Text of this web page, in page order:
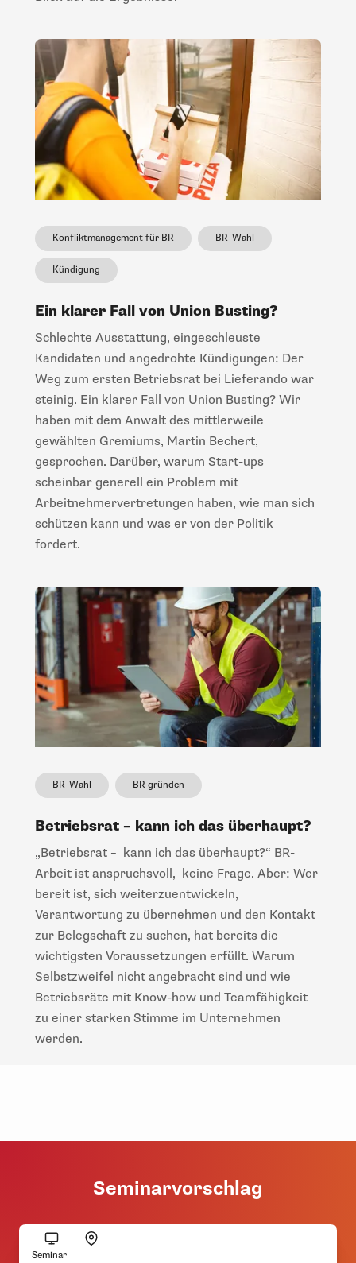
Konfliktmanagement für BR BR-Wahl
Kündigung
Ein klarer Fall von Union Busting?
Schlechte Ausstattung, eingeschleuste
Kandidaten und angedrohte Kündigungen: Der
Weg zum ersten Betriebsrat bei Lieferando war
steinig. Ein klarer Fall von Union Busting? Wir
haben mit dem Anwalt des mittlerweile
gewählten Gremiums, Martin Bechert,
gesprochen. Darüber, warum Start-ups
scheinbar generell ein Problem mit
Arbeitnehmervertretungen haben, wie man sich
schützen kann und was er von der Politik
fordert.
BR-Wahl BR gründen
Betriebsrat – kann ich das überhaupt?
„Betriebsrat – kann ich das überhaupt?“ BR-
Arbeit ist anspruchsvoll, keine Frage. Aber: Wer
bereit ist, sich weiterzuentwickeln,
Verantwortung zu übernehmen und den Kontakt
zur Belegschaft zu suchen, hat bereits die
wichtigsten Voraussetzungen erfüllt. Warum
Selbstzweifel nicht angebracht sind und wie
Betriebsräte mit Know-how und Teamfähigkeit
zu einer starken Stimme im Unternehmen
werden.
Seminarvorschlag
Seminar